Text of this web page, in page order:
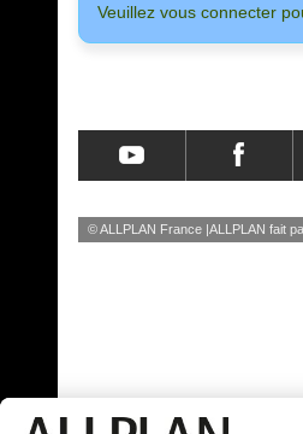
Veuillez vous connecter
© ALLPLAN France ALLPLAN fait